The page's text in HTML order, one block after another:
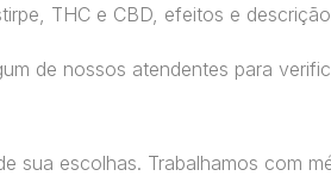
THC e CBD, efeitos e
de nossos atendentes para
sua escolhas. Trabalhamos com